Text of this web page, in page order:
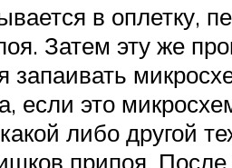
в оплетку,
Затем эту же
если это
либо другой
припоя.